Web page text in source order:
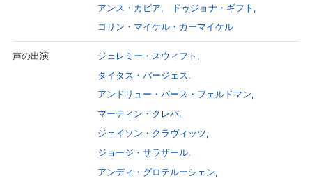
アンス・カビア
ドゥジョナ・ギフト
コリン・マイケル・カーマイケル
声の出演
ジェレミー・スウィフト
タイタス・バージェス
アンドリュー・バース・フェルドマン
マーティン・クレバ
ジェイソン・クラヴィッツ
ジョージ・サラザール
アンディ・グロテルーシェン